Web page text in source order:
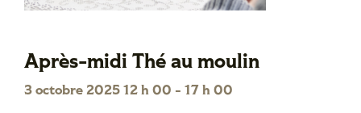
Après-midi Thé au moulin
3 octobre 2025 12 h 00 - 17 h 00